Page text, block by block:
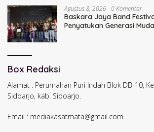
Agustus 8, 2026 0 Komentar
Baskara Jaya Band
Penyatukan Generasi
Box Redaksi
Alamat : Perumahan Puri Indah Blok DB-10,
Sidoarjo, kab. Sidoarjo.
Email : mediakasatmata@gmail.com